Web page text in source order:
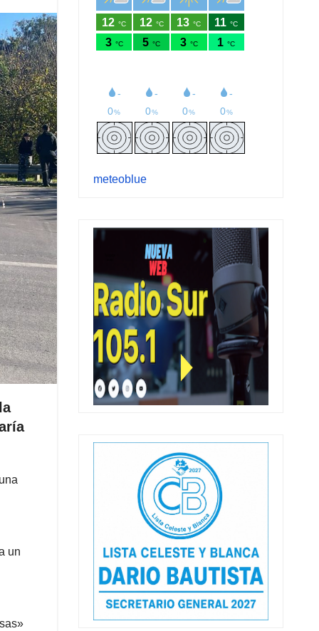
un
meteoblue